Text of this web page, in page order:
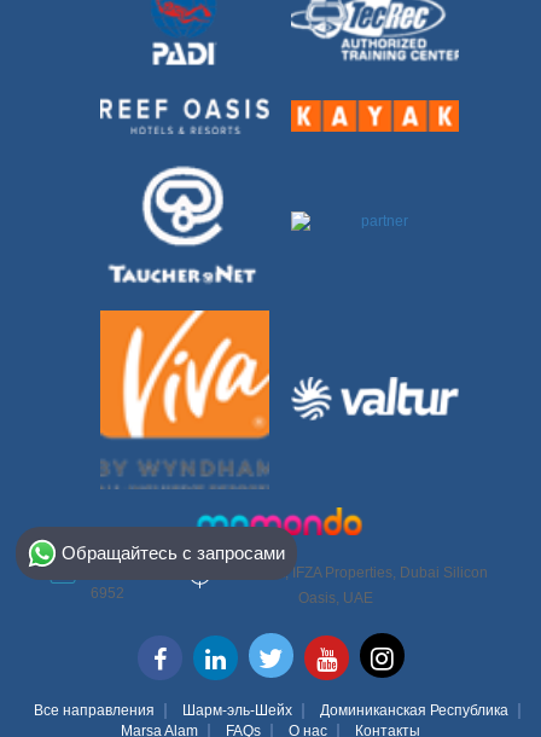
6952
DSO-IFZA, IFZA Properties, Dubai Silicon
Oasis, UAE
Все направления Шарм-эль-Шейх
Доминиканская Республика
Marsa Alam
FAQs О нас Контакты
Обращайтесь с запросами
Select Destination
Egypt